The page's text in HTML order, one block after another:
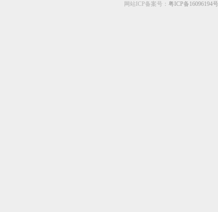
网站ICP备案号： 粤ICP备16096194号